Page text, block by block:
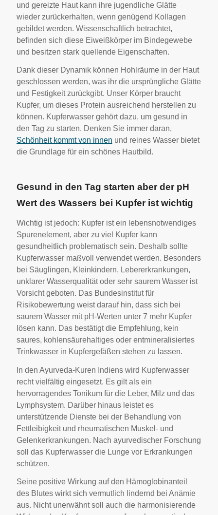
und gereizte Haut kann ihre jugendliche Glätte
wieder zurückerhalten, wenn genügend Kollagen
gebildet werden. Wissenschaftlich betrachtet,
befinden sich diese Eiweißkörper im Bindegewebe
und besitzen stark quellende Eigenschaften.
Dank dieser Dynamik können Hohlräume in der Haut
geschlossen werden, was ihr die ursprüngliche Glätte
und Festigkeit zurückgibt. Unser Körper braucht
Kupfer, um dieses Protein ausreichend herstellen zu
können. Kupferwasser gehört dazu, um gesund in
den Tag zu starten. Denken Sie immer daran,
Schönheit kommt von innen und reines Wasser bietet
die Grundlage für ein schönes Hautbild.
Gesund in den Tag starten aber der pH
Wert des Wassers bei Kupfer ist wichtig
Wichtig ist jedoch: Kupfer ist ein lebensnotwendiges
Spurenelement, aber zu viel Kupfer kann
gesundheitlich problematisch sein. Deshalb sollte
Kupferwasser maßvoll verwendet werden. Besonders
bei Säuglingen, Kleinkindern, Lebererkrankungen,
unklarer Wasserqualität oder sehr saurem Wasser ist
Vorsicht geboten. Das Bundesinstitut für
Risikobewertung weist darauf hin, dass sich bei
saurem Wasser mit pH-Werten unter 7 mehr Kupfer
lösen kann. Das bestätigt die Empfehlung, kein
saures, kohlensäurehaltiges oder entmineralisiertes
Trinkwasser in Kupfergefäßen stehen zu lassen.
In den Ayurveda-Kuren Indiens wird Kupferwasser
recht vielfältig eingesetzt. Es gilt als ein
hervorragendes Tonikum für die Leber, Milz und das
Lymphsystem. Darüber hinaus leistet es
unterstützende Dienste bei der Behandlung von
Fettleibigkeit und rheumatischen Muskel- und
Gelenkerkrankungen. Nach ayurvedischer Forschung
soll das Kupferwasser die Lunge vor Erkrankungen
schützen.
Seine positive Wirkung auf den Hämoglobinanteil
des Blutes wirkt sich vermutlich lindernd bei Anämie
aus. Nicht unerwähnt soll auch die harmonisierende